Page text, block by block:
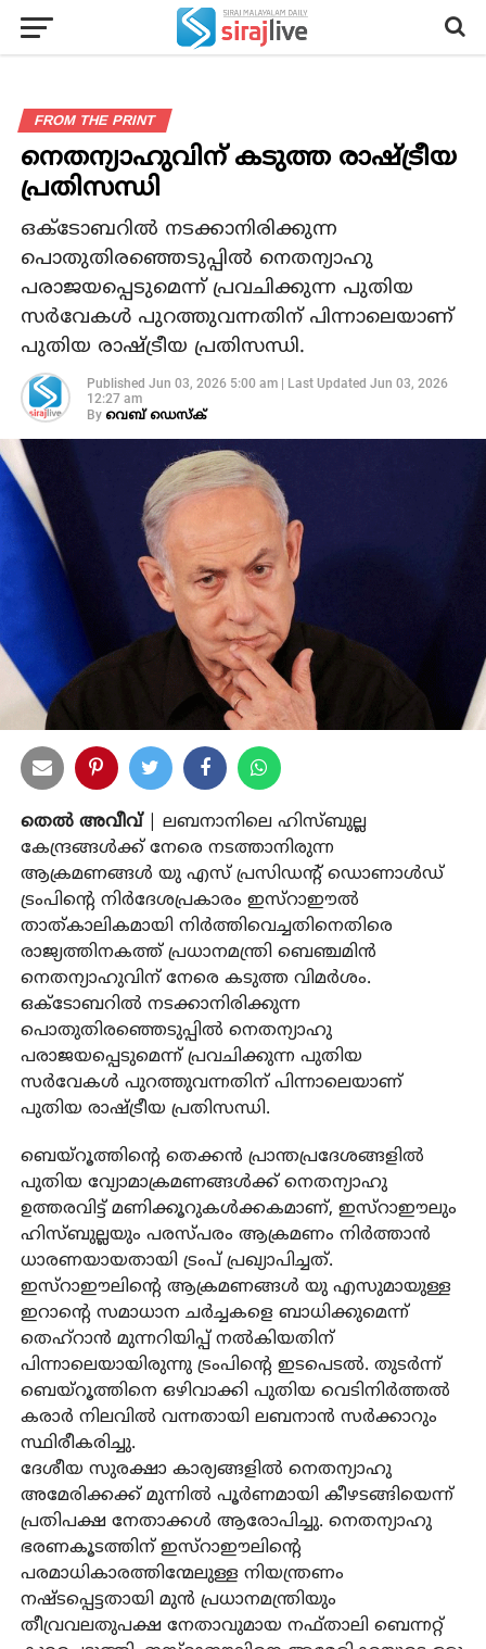
FROM THE PRINT
നെതന്യാഹുവിന് കടുത്ത രാഷ്ട്രീയ
പ്രതിസന്ധി
ഒക്ടോബറിൽ നടക്കാനിരിക്കുന്ന
പൊതുതിരഞ്ഞെടുപ്പിൽ നെതന്യാഹു
പരാജയപ്പെടുമെന്ന് പ്രവചിക്കുന്ന പുതിയ
സർവേകൾ പുറത്തുവന്നതിന് പിന്നാലെയാണ്
പുതിയ രാഷ്ട്രീയ പ്രതിസന്ധി.
Published Jun 03, 2026 5:00 am| Last Updated Jun 03, 2026
12:27 am
By വെബ് ഡെസ്‌ക്
തെൽ അവീവ്| ലബനാനിലെ ഹിസ്ബുല്ല
കേന്ദ്രങ്ങൾക്ക് നേരെ നടത്താനിരുന്ന
ആക്രമണങ്ങൾ യു എസ് പ്രസിഡന്റ് ഡൊണാൾഡ്
ട്രംപിന്റെ നിർദേശപ്രകാരം ഇസ്‌റാഈൽ
താത്കാലികമായി നിർത്തിവെച്ചതിനെതിരെ
രാജ്യത്തിനകത്ത് പ്രധാനമന്ത്രി ബെഞ്ചമിൻ
നെതന്യാഹുവിന് നേരെ കടുത്ത വിമർശം.
ഒക്ടോബറിൽ നടക്കാനിരിക്കുന്ന
പൊതുതിരഞ്ഞെടുപ്പിൽ നെതന്യാഹു
പരാജയപ്പെടുമെന്ന് പ്രവചിക്കുന്ന പുതിയ
സർവേകൾ പുറത്തുവന്നതിന് പിന്നാലെയാണ്
പുതിയ രാഷ്ട്രീയ പ്രതിസന്ധി.
ബെയ്‌റൂത്തിന്റെ തെക്കൻ പ്രാന്തപ്രദേശങ്ങളിൽ
പുതിയ വ്യോമാക്രമണങ്ങൾക്ക് നെതന്യാഹു
ഉത്തരവിട്ട് മണിക്കൂറുകൾക്കകമാണ്, ഇസ്‌റാഈലും
ഹിസ്ബുല്ലയും പരസ്പരം ആക്രമണം നിർത്താൻ
ധാരണയായതായി ട്രംപ് പ്രഖ്യാപിച്ചത്.
ഇസ്‌റാഈലിന്റെ ആക്രമണങ്ങൾ യു എസുമായുള്ള
ഇറാന്റെ സമാധാന ചർച്ചകളെ ബാധിക്കുമെന്ന്
തെഹ്‌റാൻ മുന്നറിയിപ്പ് നൽകിയതിന്
പിന്നാലെയായിരുന്നു ട്രംപിന്റെ ഇടപെടൽ. തുടർന്ന്
ബെയ്‌റൂത്തിനെ ഒഴിവാക്കി പുതിയ വെടിനിർത്തൽ
കരാർ നിലവിൽ വന്നതായി ലബനാൻ സർക്കാറും
സ്ഥിരീകരിച്ചു.
ദേശീയ സുരക്ഷാ കാര്യങ്ങളിൽ നെതന്യാഹു
അമേരിക്കക്ക് മുന്നിൽ പൂർണമായി കീഴടങ്ങിയെന്ന്
പ്രതിപക്ഷ നേതാക്കൾ ആരോപിച്ചു. നെതന്യാഹു
ഭരണകൂടത്തിന് ഇസ്‌റാഈലിന്റെ
പരമാധികാരത്തിന്മേലുള്ള നിയന്ത്രണം
നഷ്ടപ്പെട്ടതായി മുൻ പ്രധാനമന്ത്രിയും
തീവ്രവലതുപക്ഷ നേതാവുമായ നഫ്താലി ബെന്നറ്റ്